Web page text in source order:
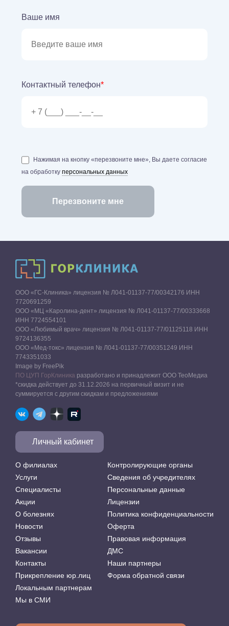
Ваше имя
Контактный телефон*
Нажимая на кнопку «перезвоните мне», Вы даете согласие
на обработку персональных данных
ООО «ГС-Клиника» лицензия № Л041-01137-77/00342176 ИНН
7720691259
ООО «МЦ «Каролина-дент» лицензия № Л041-01137-77/00333668
ИНН 7724554101
ООО «Любимый врач» лицензия № Л041-01137-77/01125118 ИНН
9724136355
ООО «Мед-токс» лицензия № Л041-01137-77/00351249 ИНН
7743351033
Image by FreePik
ПО ЦУП ГорКлиника разработано и принадлежит ООО ТеоМедиа
*скидка действует до 31.12.2026 на первичный визит и не
суммируется с другим скидкам и предложениями
О филиалах
Услуги
Специалисты
Акции
О болезнях
Новости
Отзывы
Вакансии
Контакты
Прикрепление юр.лиц
Локальным партнерам
Мы в СМИ
Контролирующие органы
Сведения об учредителях
Персональные данные
Лицензии
Политика конфиденциальности
Оферта
Правовая информация
ДМС
Наши партнеры
Форма обратной связи
Личный кабинет